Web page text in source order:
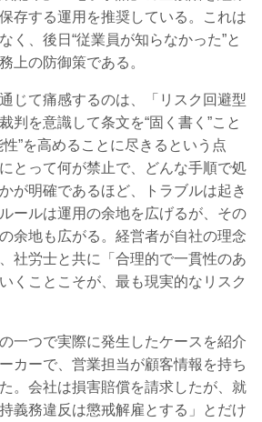
存する運用を推奨している。これは
く、後日“従業員が知らなかった”と
上の防御策である。
じて痛感するのは、「リスク回避型
判を意識して条文を“固く書く”こと
”を高めることに尽きるという点
とって何が禁止で、どんな手順で処
が明確であるほど、トラブルは起き
ールは運用の余地を広げるが、その
余地も広がる。経営者が自社の理念
社労士と共に「合理的で一貫性のあ
くことこそが、最も現実的なリスク
一つで実際に発生したケースを紹介
カーで、営業担当が顧客情報を持ち
。会社は損害賠償を請求したが、就
義務違反は懲戒解雇とする」とだけ